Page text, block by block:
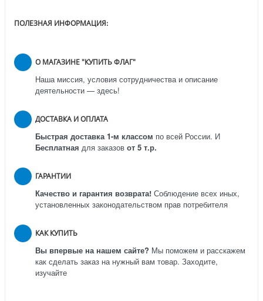
ПОЛЕЗНАЯ ИНФОРМАЦИЯ:
О МАГАЗИНЕ "КУПИТЬ ФЛАГ"
Наша миссия, условия сотрудничества и описание
деятельности — здесь!
ДОСТАВКА И ОПЛАТА
Быстрая доставка 1-м классом по всей России. И
Бесплатная для заказов от 5 т.р.
ГАРАНТИИ
Качество и гарантия возврата! Соблюдение всех иных,
установленных законодательством прав потребителя
КАК КУПИТЬ
Вы впервые на нашем сайте? Мы поможем и расскажем
как сделать заказ на нужный вам товар. Заходите,
изучайте